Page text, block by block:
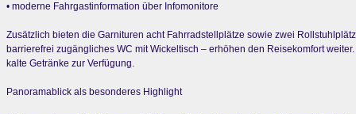
• moderne Fahrgastinformation über Infomonitore
Zusätzlich bieten die Garnituren acht Fahrradstellplätze sowie zwei
barrierefrei zugängliches WC mit Wickeltisch – erhöhen den Reisekomfort
kalte Getränke zur Verfügung.
Panoramablick als besonderes Highlight